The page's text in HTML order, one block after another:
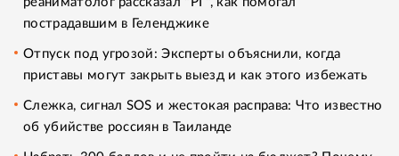
пострадавшим в Геленджике
Отпуск под угрозой: Эксперты объяснили, когда
приставы могут закрыть выезд и как этого избежать
Слежка, сигнал SOS и жестокая расправа: Что известно
об убийстве россиян в Таиланде